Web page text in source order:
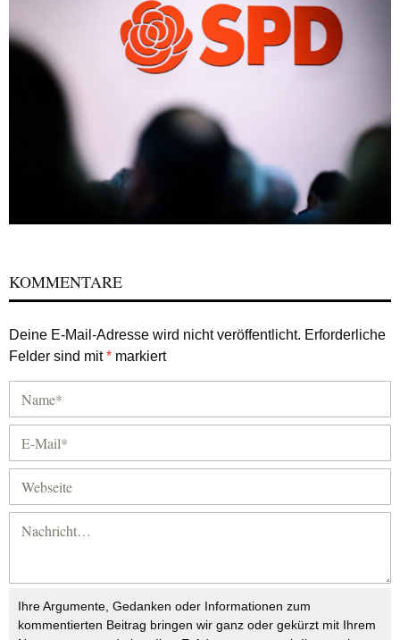
KOMMENTARE
Deine E-Mail-Adresse wird nicht veröffentlicht. Erforderliche
Felder sind mit* markiert
Ihre Argumente, Gedanken oder Informationen zum
kommentierten Beitrag bringen wir ganz oder gekürzt mit Ihrem